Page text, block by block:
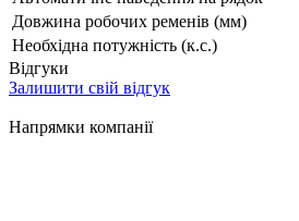
Довжина робочих ременів (мм)
Необхідна потужність (к.с.)
Відгуки
Залишити свій відгук
Напрямки компанії